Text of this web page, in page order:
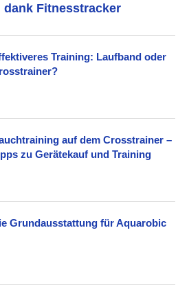
Fitnesstracker
Training: Laufband oder
auf dem Crosstrainer –
zu Gerätekauf und Training
Grundausstattung für Aquarobic